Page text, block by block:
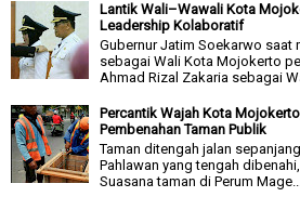
Lantik Wali–Wawali Kota
Leadership Kolaboratif
Gubernur Jatim Soekarwo saat
sebagai Wali Kota Mojokerto
Ahmad Rizal Zakaria sebagai
Percantik Wajah Kota
Pembenahan Taman Publik
Taman ditengah jalan
Pahlawan yang tengah
Suasana taman di Perum